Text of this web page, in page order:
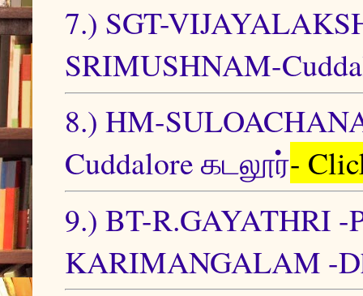
7.) SGT-
SRIMUSHNAM-
8.) HM-
Cuddalore கடலூர்-
9.) BT-R.GAYATHRI
KARIMANGALAM -